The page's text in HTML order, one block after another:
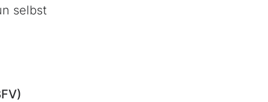
selbst